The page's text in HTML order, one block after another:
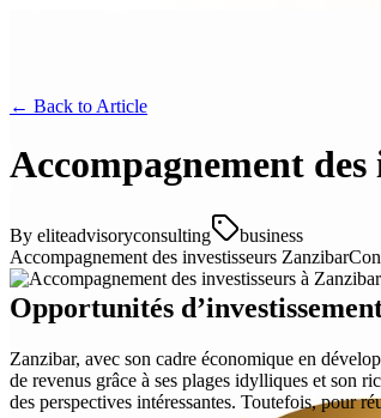
← Back to Article
Accompagnement
By eliteadvisoryconsulting
business
Accompagnement des investisseurs Zanzibar
Opportunités
Zanzibar, avec son cadre économique en
de revenus grâce à ses plages idylliques et son
des perspectives intéressantes. Toutefois, pour